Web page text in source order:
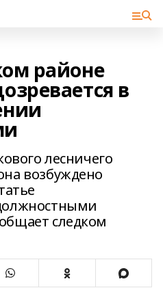
районе
в
лесничего
возбуждено
следком